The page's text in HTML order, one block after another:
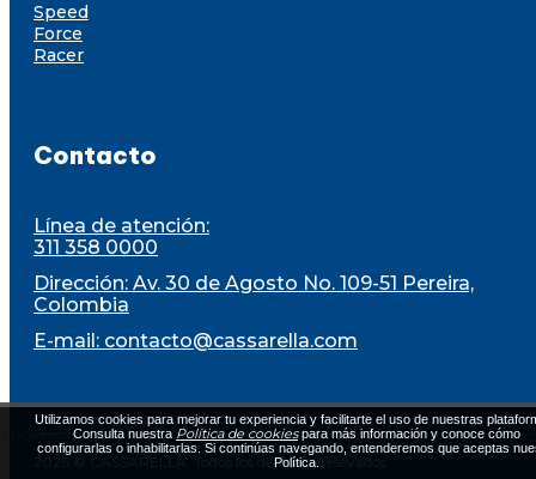
El inventario está sujeto a disponibilidad al momento de la compra
Speed
Force
Racer
Contacto
Línea de atención:
311 358 0000
Dirección: Av. 30 de Agosto No. 109-51 Pereira,
Colombia
E-mail: contacto@cassarella.com
2026 © CASSARELLA. Todos los derechos resevados
Utilizamos cookies para mejorar tu experiencia y facilitarte el uso de nuestras
Consulta nuestra Política de cookiespara más información y conoce cómo
configurarlas o inhabilitarlas. Si continúas navegando, entenderemos que aceptas
Política.